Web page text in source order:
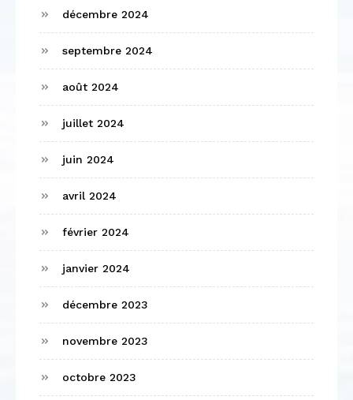
décembre 2024
septembre 2024
août 2024
juillet 2024
juin 2024
avril 2024
février 2024
janvier 2024
décembre 2023
novembre 2023
octobre 2023